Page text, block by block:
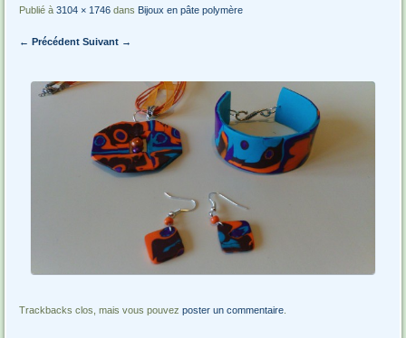
Publié à3104 × 1746 dans Bijoux en pâte polymère
← Précédent Suivant →
Trackbacks clos, mais vous pouvezposter un commentaire